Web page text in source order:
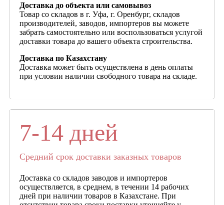
Доставка до объекта или самовывоз
Товар со складов в г. Уфа, г. Оренбург, складов
производителей, заводов, импортеров вы можете
забрать самостоятельно или воспользоваться услугой
доставки товара до вашего объекта строительства.
Доставка по Казахстану
Доставка может быть осуществлена в день оплаты
при условии наличии свободного товара на складе.
7-14 дней
Средний срок доставки заказных товаров
Доставка со складов заводов и импортеров
осуществляется, в среднем, в течении 14 рабочих
дней при наличии товаров в Казахстане. При